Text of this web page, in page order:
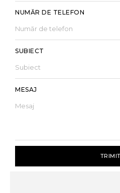
NUMĂR DE TELEFON
SUBIECT
MESAJ